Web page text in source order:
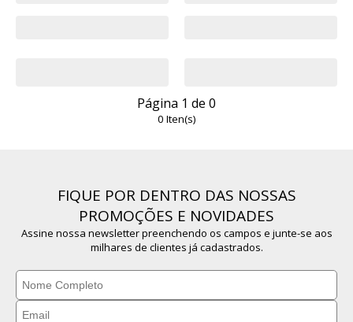
Página 1 de 0
0 Iten(s)
FIQUE POR DENTRO DAS NOSSAS
PROMOÇÕES E NOVIDADES
Assine nossa newsletter preenchendo os campos e junte-se aos
milhares de clientes já cadastrados.